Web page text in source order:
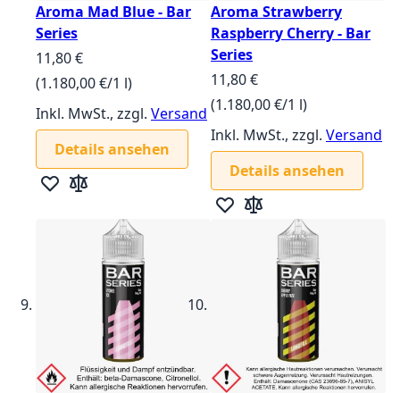
Aroma Mad Blue - Bar
Series
11,80 €
(1.180,00 €/1 l)
Inkl. MwSt., zzgl. Versand
Details ansehen
Zur Wunschliste hinzufügen
Zur Vergleichsliste hinzufügen
Aroma Strawberry
Raspberry Cherry - Bar
Series
11,80 €
(1.180,00 €/1 l)
Inkl. MwSt., zzgl. Versand
Details ansehen
Zur Wunschliste hinzufügen
Zur Vergleichsliste